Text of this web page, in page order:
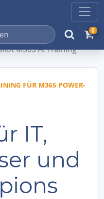
0
M365 AI Training
FÜR M365 POWER-
IT,
und